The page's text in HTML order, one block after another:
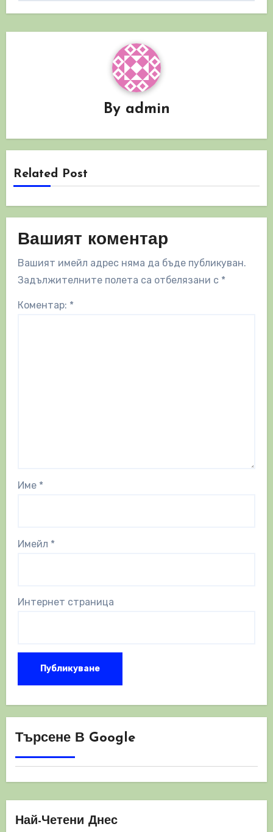
By admin
Related Post
Вашият коментар
Вашият имейл адрес няма да бъде публикуван.
Задължителните полета са отбелязани с *
Коментар: *
Име *
Имейл *
Интернет страница
Търсене В Google
Най-Четени Днес